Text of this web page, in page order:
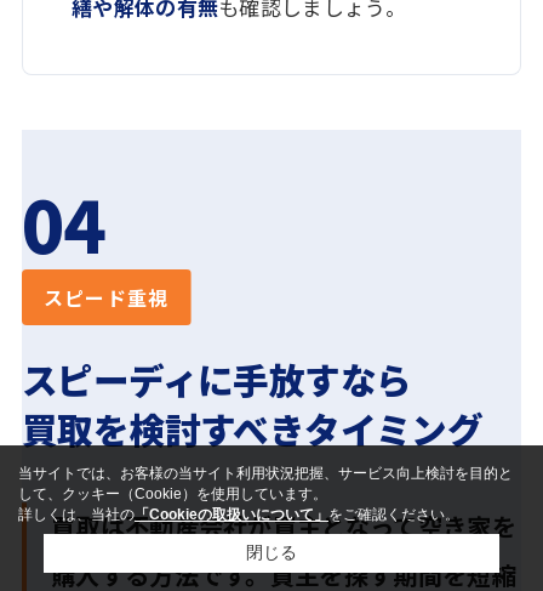
繕や解体の有無も確認しましょう。
04
スピード重視
スピーディに手放すなら
買取を検討すべきタイミング
買取は不動産会社が買主となって空き家を
購入する方法です。買主を探す期間を短縮
当サイトでは、お客様の当サイト利用状況把握、サービス向上検討を目的と
して、クッキー（Cookie）を使用しています。
詳しくは、当社の「Cookieの取扱いについて」をご確認ください。
閉じる